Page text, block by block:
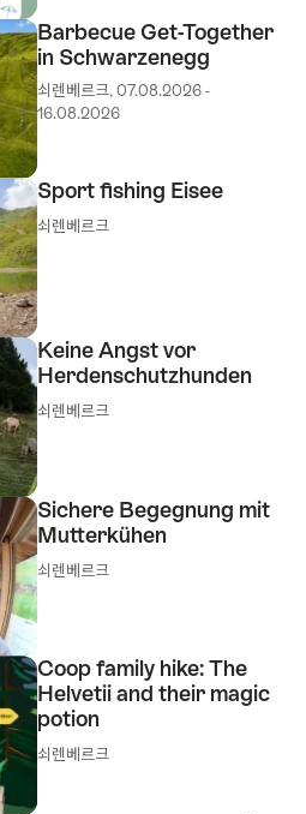
Barbecue Get-Together
in Schwarzenegg
쇠렌베르크, 07.08.2026 -
16.08.2026
Sport fishing Eisee
쇠렌베르크
Keine Angst vor
Herdenschutzhunden
쇠렌베르크
Sichere Begegnung mit
Mutterkühen
쇠렌베르크
Coop family hike: The
Helvetii and their magic
potion
쇠렌베르크